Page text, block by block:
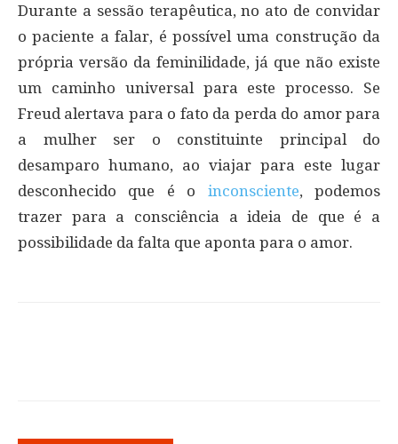
Durante a sessão terapêutica, no ato de convidar
o paciente a falar, é possível uma construção da
própria versão da feminilidade, já que não existe
um caminho universal para este processo. Se
Freud alertava para o fato da perda do amor para
a mulher ser o constituinte principal do
desamparo humano, ao viajar para este lugar
desconhecido que é o inconsciente, podemos
trazer para a consciência a ideia de que é a
possibilidade da falta que aponta para o amor.